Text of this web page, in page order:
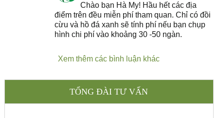
Chào bạn Hà My! Hầu hết các địa
điểm trên đều miễn phí tham quan. Chỉ có đồi
cừu và hồ đá xanh sẽ tính phí nếu bạn chụp
hình chi phí vào khoảng 30 -50 ngàn.
Xem thêm các bình luận khác
TỔNG ĐÀI TƯ VẤN